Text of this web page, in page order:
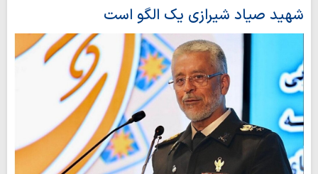
شهید صیاد شیرازی یک الگو است